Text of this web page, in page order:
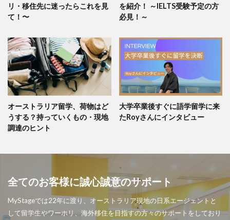
リ・移住先に迷ったらこれを見
て！〜
を紹介！ ～IELTS受験予定の方
必見！～
オーストラリア留学、荷物はど
うする？持っていくもの・現地
調達のヒント
大学卒業後すぐに語学留学に来
たRoyさんにインタビュー
全てのお客様に誠心誠意のサポート
MyStageでは22年に渡り、オーストラリア現地の日系エージェントと
して留学生やワーホリ、海外移住を目指すの方々のサポートをしており